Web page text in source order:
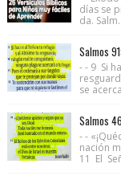
días se
da.
Salmos
- - 9 Si
se
Salmos
- -
nación
11 El